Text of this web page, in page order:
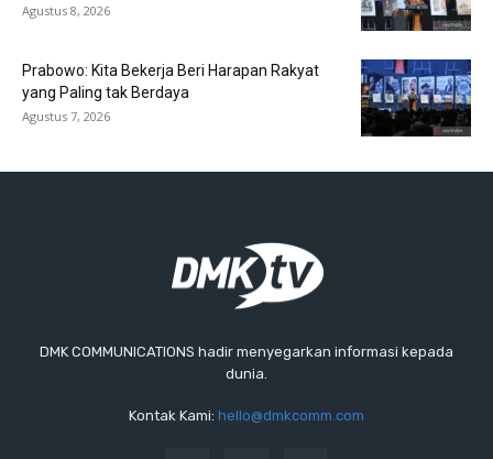
Agustus 8, 2026
Prabowo: Kita Bekerja Beri Harapan Rakyat
yang Paling tak Berdaya
Agustus 7, 2026
DMK COMMUNICATIONS hadir menyegarkan informasi kepada
dunia.
Kontak Kami: hello@dmkcomm.com